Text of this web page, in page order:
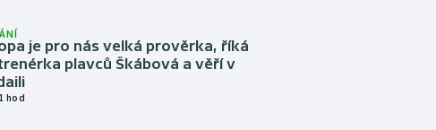
je pro nás velká prověrka, říká
plavců Škábová a věří v
hod